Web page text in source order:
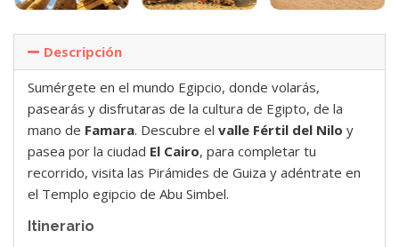
Descripción
Sumérgete en el mundo Egipcio, donde volarás,
pasearás y disfrutaras de la cultura de Egipto, de la
mano de Famara. Descubre el valle Fértil del Nilo y
pasea por la ciudad El Cairo, para completar tu
recorrido, visita las Pirámides de Guiza y adéntrate en
el Templo egipcio de Abu Simbel.
Itinerario